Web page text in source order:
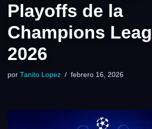
Playoffs de la
Champions
2026
por Tanito Lopez febrero 16, 2026